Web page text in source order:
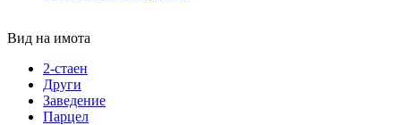
Вид на имота
2-стаен
Други
Заведение
Парцел